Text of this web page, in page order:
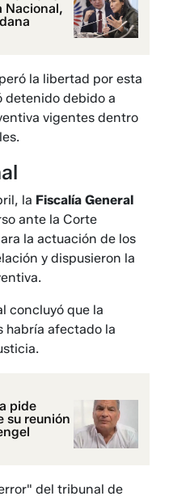
Nacional,
la libertad por esta
detenido debido a
vigentes dentro
la Fiscalía General
ante la Corte
la actuación de los
y dispusieron la
concluyó que la
habría afectado la
pide
su reunión
del tribunal de